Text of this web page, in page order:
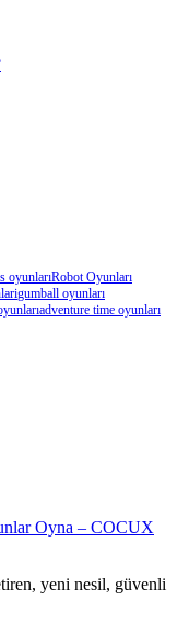
oyunlarıRobot Oyunları
gumball oyunları
adventure time oyunları
yeni nesil, güvenli